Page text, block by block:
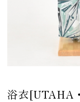
浴衣[UTAHA